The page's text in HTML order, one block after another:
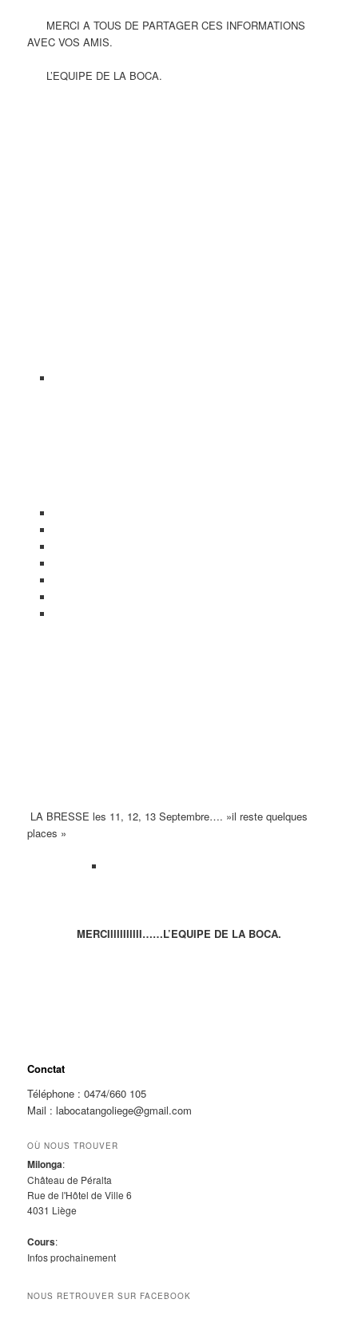
MERCI A TOUS DE PARTAGER CES INFORMATIONS
AVEC VOS AMIS.
L’EQUIPE DE LA BOCA.
LA BRESSE les 11, 12, 13 Septembre…. »il reste quelques
places »
MERCIIIIIIIIIII……L’EQUIPE DE LA BOCA.
Conctat
Téléphone : 0474/660 105
Mail : labocatangoliege@gmail.com
OÙ NOUS TROUVER
Milonga:
Château de Péralta
Rue de l'Hôtel de Ville 6
4031 Liège
Cours:
Infos prochainement
NOUS RETROUVER SUR FACEBOOK